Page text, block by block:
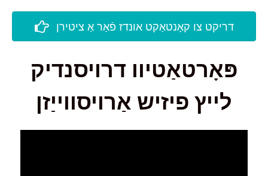
דריקט צו קאָנטאַקט אונדז פֿאַר אַ ציטירן
פּאָרטאַטיוו דרויסנדיק
לייץ פיזיש אַרויסווייַזן